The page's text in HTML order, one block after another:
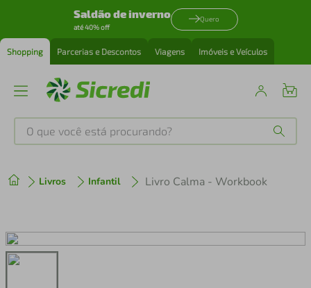
Saldão de inverno
até 40% off
Quero
Shopping Parcerias e Descontos Viagens Imóveis e Veículos
O que você está procurando?
Livros Infantil Livro Calma - Workbook
2º cafeteira